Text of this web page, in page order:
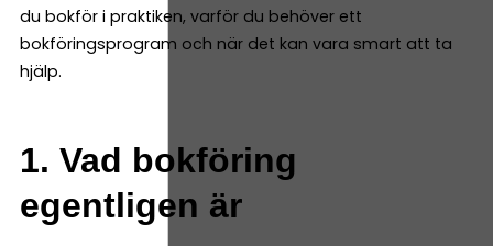
du bokför i praktiken, varför du behöver ett
bokföringsprogram och när det kan vara smart att ta
hjälp.
1. Vad bokföring
egentligen är